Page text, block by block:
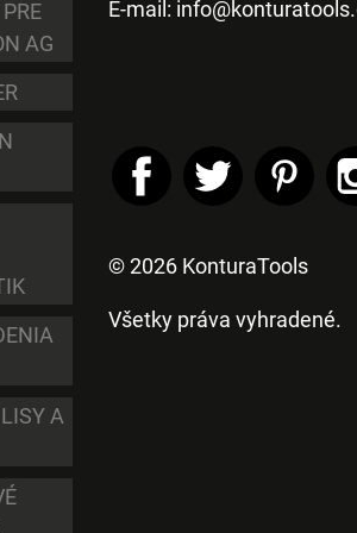
AG
A
E-mail:
© 2026 KonturaTools
Všetky práva vyhradené.